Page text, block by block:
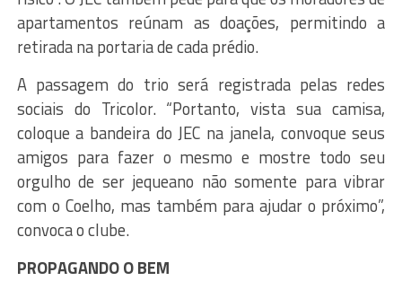
apartamentos reúnam as doações, permitindo a
retirada na portaria de cada prédio.
A passagem do trio será registrada pelas redes
sociais do Tricolor. “Portanto, vista sua camisa,
coloque a bandeira do JEC na janela, convoque seus
amigos para fazer o mesmo e mostre todo seu
orgulho de ser jequeano não somente para vibrar
com o Coelho, mas também para ajudar o próximo”,
convoca o clube.
PROPAGANDO O BEM